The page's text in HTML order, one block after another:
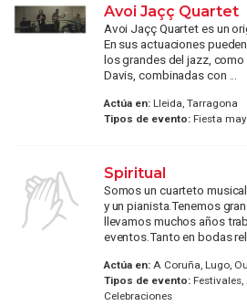
Avoi Jaçç Quartet
Avoi Jaçç Quartet es un
En sus actuaciones
los grandes del jazz,
Davis, combinadas con ...
Actúa en:Lleida, Tarragona
Tipos de evento:Fiesta
Spiritual
Somos un cuarteto
y un pianista.Tenemos
llevamos muchos años
eventos.Tanto en bodas
Actúa en:A Coruña, Lugo,
Tipos de evento:Festivales,
Celebraciones